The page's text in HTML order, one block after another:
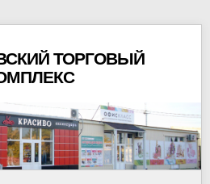
ТОРГОВЫЙ